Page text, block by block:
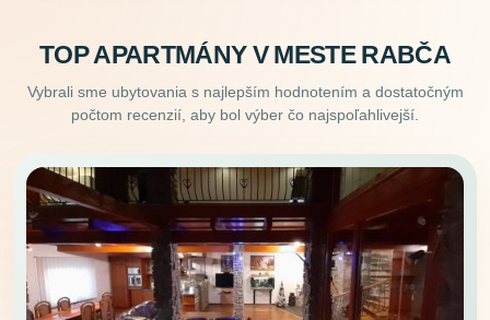
TOP APARTMÁNY V MESTE RABČA
Vybrali sme ubytovania s najlepším hodnotením a dostatočným
počtom recenzií, aby bol výber čo najspoľahlivejší.